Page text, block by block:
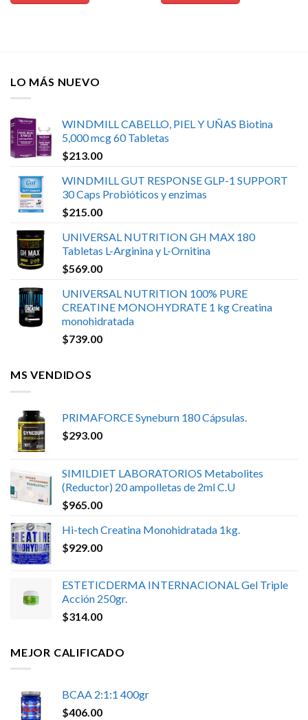
LO MÁS NUEVO
WINDMILL CABELLO, PIEL Y UÑAS Biotina
5,000 mcg 60 Tabletas
$213.00
WINDMILL GUT RESPONSE GLP-1 SUPPORT
30 Caps Probióticos y enzimas
$215.00
UNIVERSAL NUTRITION GH MAX 180
Tabletas L-Arginina y L-Ornitina
$569.00
UNIVERSAL NUTRITION 100% PURE
CREATINE MONOHYDRATE 1 kg Creatina
monohidratada
$739.00
MS VENDIDOS
PRIMAFORCE Syneburn 180 Cápsulas.
$293.00
SIMILDIET LABORATORIOS Metabolites
(Reductor) 20 ampolletas de 2ml C.U
$965.00
Hi-tech Creatina Monohidratada 1kg.
$929.00
ESTETICDERMA INTERNACIONAL Gel Triple
Acción 250gr.
$314.00
MEJOR CALIFICADO
BCAA 2:1:1 400gr
$406.00